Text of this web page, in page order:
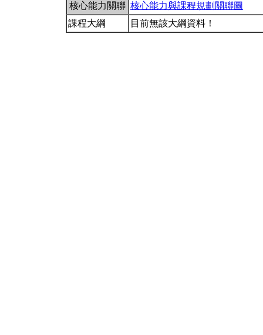
核心能力關聯 核心能力與課程規劃關聯圖
課程大綱
目前無該大綱資料！